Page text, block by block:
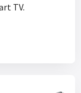
TV.